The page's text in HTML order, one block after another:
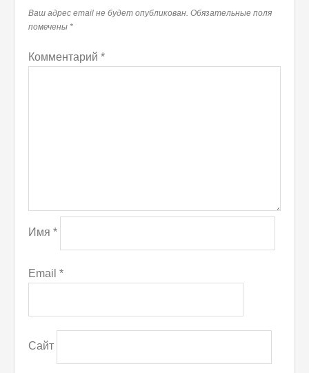
Ваш адрес email не будет опубликован. Обязательные поля
помечены *
Комментарий *
Имя *
Email *
Сайт